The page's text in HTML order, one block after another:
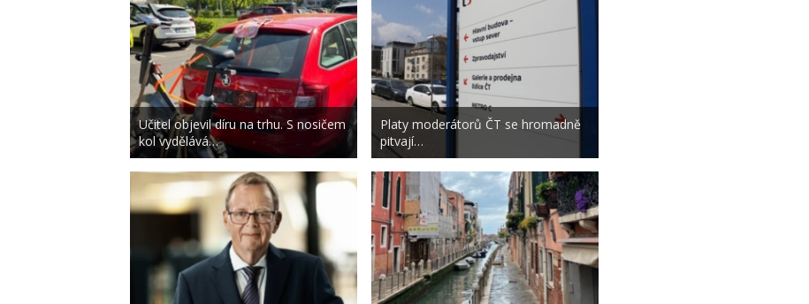
Učitel objevil díru na trhu. S nosičem
kol vydělává…
Platy moderátorů ČT se hromadně
pitvají…